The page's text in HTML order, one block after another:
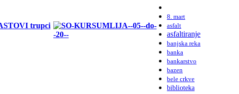
8. mart
asfalt
asfaltiranje
banjska reka
banka
bankarstvo
bazen
bele crkve
biblioteka